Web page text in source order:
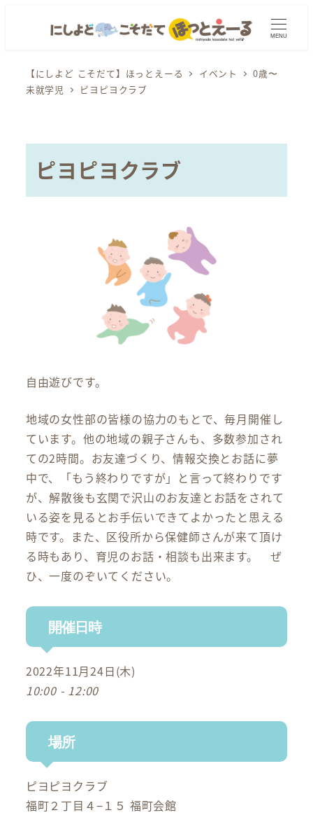
MENU
【にしよど こそだて】ほっとえーる イベント
0歳〜
未就学児
ピヨピヨクラブ
ピヨピヨクラブ
自由遊びです。
地域の女性部の皆様の協力のもとで、毎月開催し
ています。他の地域の親子さんも、多数参加され
ての2時間。お友達づくり、情報交換とお話に夢
中で、「もう終わりですが」と言って終わりです
が、解散後も玄関で沢山のお友達とお話をされて
いる姿を見るとお手伝いできてよかったと思える
時です。また、区役所から保健師さんが来て頂け
る時もあり、育児のお話・相談も出来ます。 ぜ
ひ、一度のぞいてください。
開催日時
2022年11月24日(木)
10:00 - 12:00
場所
ピヨピヨクラブ
福町２丁目４−１５ 福町会館